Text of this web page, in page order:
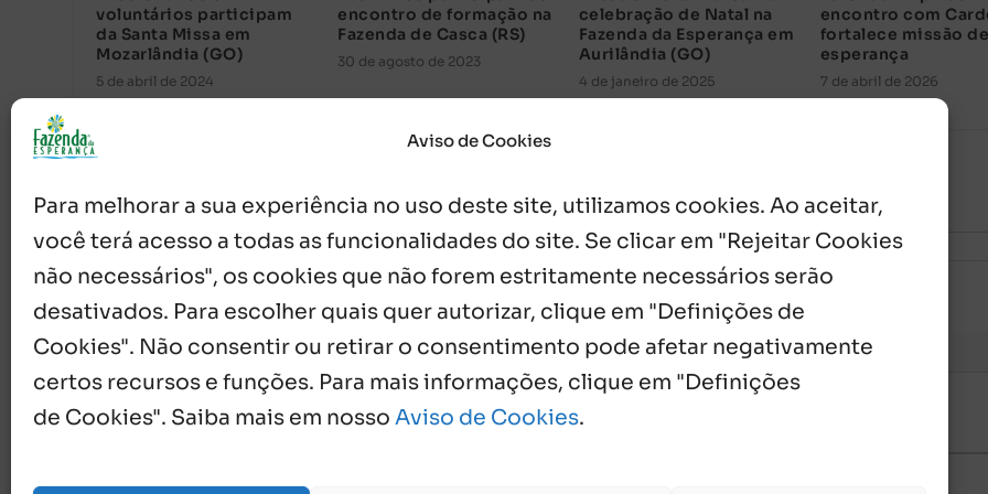
Aviso de Cookies
Para melhorar a sua experiência no uso deste site, utilizamos cookies. Ao aceitar,
você terá acesso a todas as funcionalidades do site. Se clicar em "Rejeitar Cookies
não necessários", os cookies que não forem estritamente necessários serão
desativados. Para escolher quais quer autorizar, clique em "Definições de
Cookies". Não consentir ou retirar o consentimento pode afetar negativamente
certos recursos e funções. Para mais informações, clique em "Definições
de Cookies". Saiba mais em nosso Aviso de Cookies.
voluntários participam
da Santa Missa em
Mozarlândia (GO)
5 de abril de 2024
encontro de formação na
Fazenda de Casca (RS)
30 de agosto de 2023
celebração de Natal na
Fazenda da Esperança em
Aurilândia (GO)
4 de janeiro de 2025
encontro com
fortalece missão de
esperança
7 de abril de 2026
{} [+]